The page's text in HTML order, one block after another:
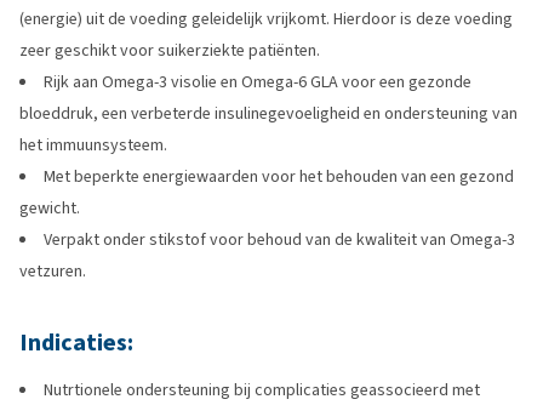
(energie) uit de voeding geleidelijk vrijkomt. Hierdoor is deze voeding
zeer geschikt voor suikerziekte patiënten.
Rijk aan Omega-3 visolie en Omega-6 GLA voor een gezonde
bloeddruk, een verbeterde insulinegevoeligheid en ondersteuning van
het immuunsysteem.
Met beperkte energiewaarden voor het behouden van een gezond
gewicht.
Verpakt onder stikstof voor behoud van de kwaliteit van Omega-3
vetzuren.
Indicaties:
Nutrtionele ondersteuning bij complicaties geassocieerd met